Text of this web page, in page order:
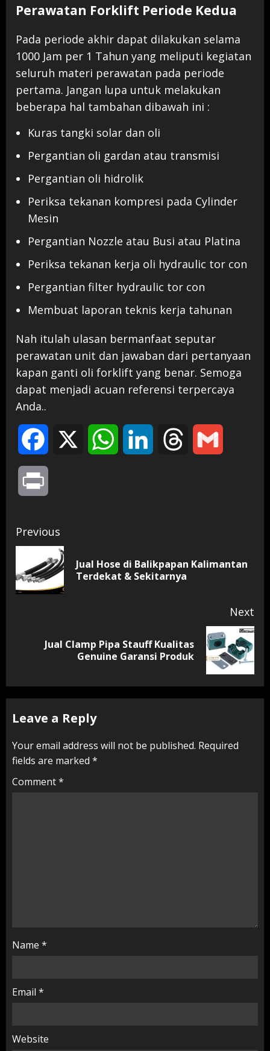
Perawatan Forklift Periode Kedua
Pada periode akhir dapat dilakukan selama
1000 Jam per 1 Tahun yang meliputi kegiatan
seluruh materi perawatan pada periode
pertama. Jangan lupa untuk melakukan
beberapa hal tambahan dibawah ini :
Kuras tangki solar dan oli
Pergantian oli gardan atau transmisi
Pergantian oli hidrolik
Periksa tekanan kompresi pada Cylinder
Mesin
Pergantian Nozzle atau Busi atau Platina
Periksa tekanan kerja oli hydraulic tor con
Pergantian filter hydraulic tor con
Membuat laporan teknis kerja tahunan
Nah itulah ulasan bermanfaat seputar
perawatan unit dan jawaban dari pertanyaan
kapan ganti oli forklift yang benar. Semoga
dapat menjadi acuan referensi terpercaya
Anda..
Facebook WhatsAppLinkedIn Threads
Continue
Reading
Previous
Jual Hose di Balikpapan Kalimantan
Terdekat & Sekitarnya
Next
Jual Clamp Pipa Stauff Kualitas
Genuine Garansi Produk
Leave a Reply
Your email address will not be published. Required
fields are marked *
Comment*
Name *
Email *
Website